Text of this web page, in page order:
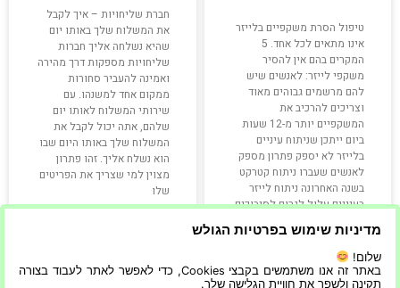
טיפול הסרת משקפיים בלייזר
אינו מתאים לכל אחד. 5
המקרים בהם אין להסיר
משקפי לייזר: לאנשים שיש
להם מרשמים גבוהים מאוד
וצריכים להרכיב את
המשקפיים יותר מ-12 שעות
ביום ייתכן שניתוח עיניים
בלייזר לא יספק פתרון מספק
לאנשים שעברו ניתוח קטרקט
בשנה האחרונה ניתוח לייזר
בעיניים עלול לגרום לסיבוכים
קרא עוד »
חברת שליחויות – איך לקבל
את המשלוח שלך באותו יום
שהיא נשלחה אליך חברות
שליחויות מספקות דרך מהירה
ואמינה להעביר סחורות
ממקום אחד למשנהו. עם
שירותי המשלוח לאותו יום
שלהם, אתה יכול לקבל את
המשלוח שלך באותו היום שבו
הוא נשלח אליך. זהו פתרון
מצוין למי שצריך את הפריטים
שלו
קרא עוד »
מדיניות שימוש בפרטיות הגולש
שלום!
באתר זה אנו משתמשים בקבצי Cookies, כדי לאפשר לאתר לעבוד בצורה
תקינה ולשפר את חוויית הגלישה שלך.